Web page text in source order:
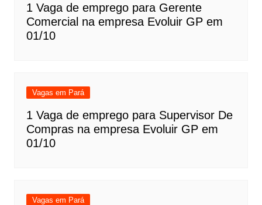
1 Vaga de emprego para Gerente
Comercial na empresa Evoluir GP em
01/10
Vagas em Pará
1 Vaga de emprego para Supervisor De
Compras na empresa Evoluir GP em
01/10
Vagas em Pará